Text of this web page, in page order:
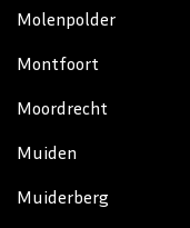
Molenpolder
Montfoort
Moordrecht
Muiden
Muiderberg